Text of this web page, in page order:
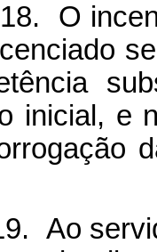
inicial, e